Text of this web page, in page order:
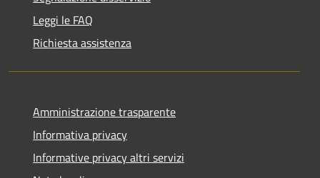
Leggi le FAQ
Richiesta assistenza
Amministrazione trasparente
Informativa privacy
Informative privacy altri servizi